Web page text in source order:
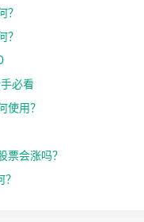
？
？
必看
使用？
会涨吗？